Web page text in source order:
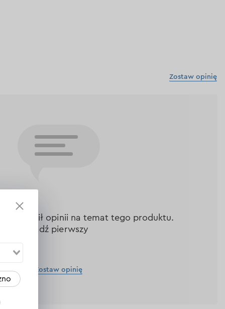
Zostaw opinię
zostawił opinii na temat tego produktu.
Bądź pierwszy
Zostaw opinię